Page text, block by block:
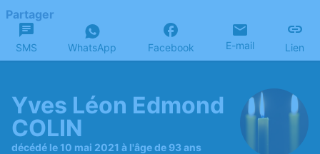
Partager
SMS WhatsApp Facebook E-mail Lien
Yves Léon Edmond
COLIN
décédé le 10 mai 2021 à l'âge de 93 ans